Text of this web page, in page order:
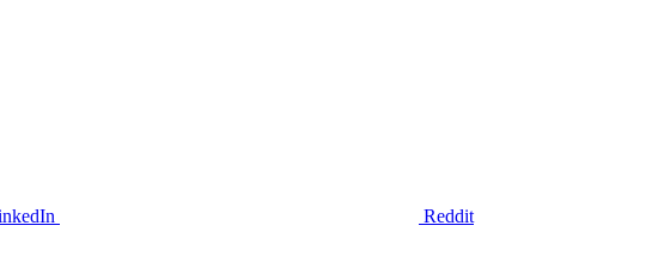
Reddit